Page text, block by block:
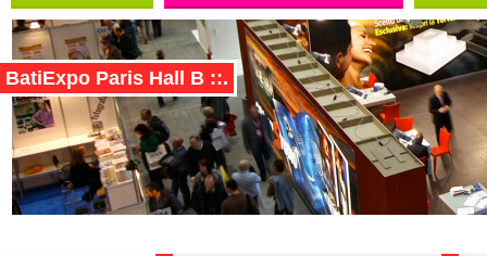
BatiExpo Paris Hall B ::.